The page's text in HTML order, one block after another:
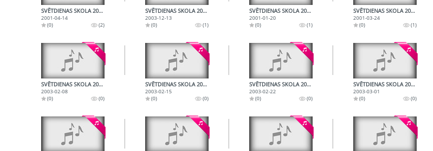
SVĒTDIENAS SKOLA 2001.04.14.
2001-04-14
(0)
(2)
SVĒTDIENAS SKOLA 2003.12.13.
2003-12-13
(0)
(1)
SVĒTDIENAS SKOLA 2001.01.20.
2001-01-20
(0)
(1)
SVĒTDIENAS SKOLA 2001.03.24.
2001-03-24
(0)
(1)
SVĒTDIENAS SKOLA 2003.02.08.
2003-02-08
(0)
(0)
SVĒTDIENAS SKOLA 2003.02.15.
2003-02-15
(0)
(0)
SVĒTDIENAS SKOLA 2003.02.22.
2003-02-22
(0)
(0)
SVĒTDIENAS SKOLA 2003.03.01.
2003-03-01
(0)
(0)